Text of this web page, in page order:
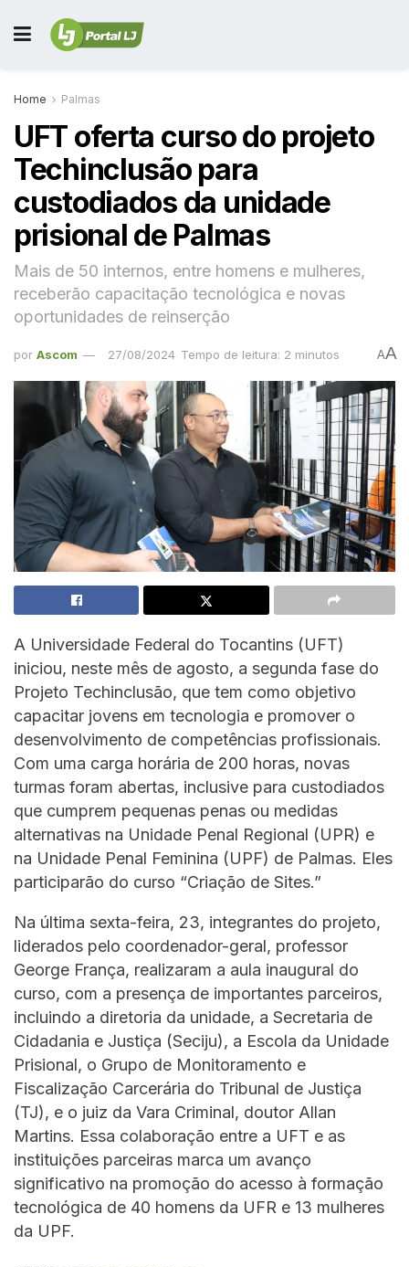
Home Palmas
UFT oferta curso do projeto
Techinclusão para
custodiados da unidade
prisional de Palmas
Mais de 50 internos, entre homens e mulheres,
receberão capacitação tecnológica e novas
oportunidades de reinserção
por Ascom 27/08/2024 Tempo de leitura: 2 minutos AA
A Universidade Federal do Tocantins (UFT)
iniciou, neste mês de agosto, a segunda fase do
Projeto Techinclusão, que tem como objetivo
capacitar jovens em tecnologia e promover o
desenvolvimento de competências profissionais.
Com uma carga horária de 200 horas, novas
turmas foram abertas, inclusive para custodiados
que cumprem pequenas penas ou medidas
alternativas na Unidade Penal Regional (UPR) e
na Unidade Penal Feminina (UPF) de Palmas. Eles
participarão do curso “Criação de Sites.”
Na última sexta-feira, 23, integrantes do projeto,
liderados pelo coordenador-geral, professor
George França, realizaram a aula inaugural do
curso, com a presença de importantes parceiros,
incluindo a diretoria da unidade, a Secretaria de
Cidadania e Justiça (Seciju), a Escola da Unidade
Prisional, o Grupo de Monitoramento e
Fiscalização Carcerária do Tribunal de Justiça
(TJ), e o juiz da Vara Criminal, doutor Allan
Martins. Essa colaboração entre a UFT e as
instituições parceiras marca um avanço
significativo na promoção do acesso à formação
tecnológica de 40 homens da UFR e 13 mulheres
da UPF.